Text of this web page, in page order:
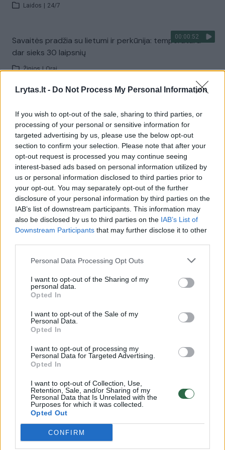
Lrytas.lt - Do Not Process My Personal Information
If you wish to opt-out of the sale, sharing to third parties, or
processing of your personal or sensitive information for
targeted advertising by us, please use the below opt-out
section to confirm your selection. Please note that after your
opt-out request is processed you may continue seeing
interest-based ads based on personal information utilized by
us or personal information disclosed to third parties prior to
your opt-out. You may separately opt-out of the further
disclosure of your personal information by third parties on the
IAB’s list of downstream participants. This information may
also be disclosed by us to third parties on the IAB’s List of
Downstream Participants that may further disclose it to other
Personal Data Processing Opt Outs
I want to opt-out of the Sharing of my
personal data.
Opted In
I want to opt-out of the Sale of my
Personal Data.
Opted In
I want to opt-out of processing my
Personal Data for Targeted Advertising.
Opted In
I want to opt-out of Collection, Use,
Retention, Sale, and/or Sharing of my
Personal Data that Is Unrelated with the
Purposes for which it was collected.
Opted Out
CONFIRM
Laidos 24/7
00:00:52
Savaitės pradžia su lietumi ir perkūnija: temperatūra
dar sieks 30 laipsnių
Žinios | Orai
Žiūrimiausi įrašai
00:00:30
Vaizdai iš tragiškos avarijos Vilniaus r.: dviejų moterų ir
vaiko gyvybių išgelbėti nepavyko
00:00:57
32 laipsnių šilumos
Žinios | Orai
V. Zalužno pasisakymą laiko bandymu įsitvirtinti
Ukrainos politikoje: jis yra neteisus
savaitę: karščiai atsitrauks
Žinios | Orai